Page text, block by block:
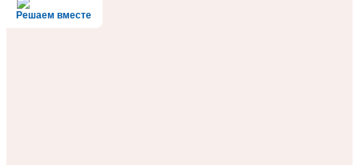
Решаем вместе